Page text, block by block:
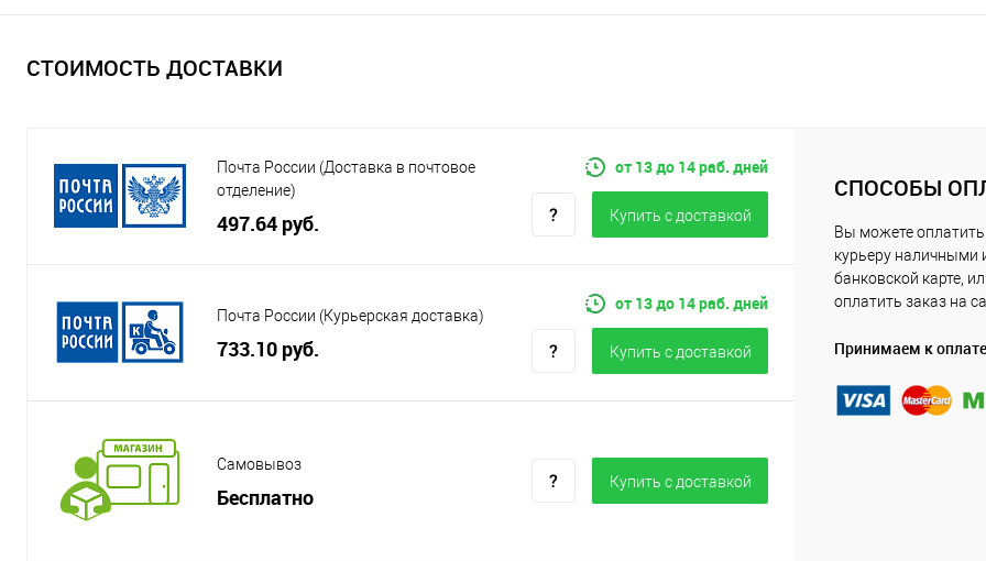
СТОИМОСТЬ ДОСТАВКИ
Почта России (Доставка в почтовое
отделение)
497.64 руб.
от 13 до 14 раб. дней
Купить c доставкой
Почта России (Курьерская доставка)
733.10 руб.
от 13 до 14 раб. дней
Купить c доставкой
Самовывоз
Бесплатно
Купить c доставкой
СПОСОБЫ
Вы можете оплатить
курьеру наличными
банковской карте,
оплатить заказ на
Принимаем к оплате